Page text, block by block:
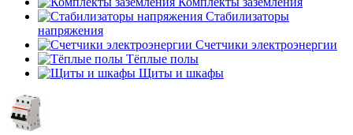
Стабилизаторы
напряжения
Счетчики электроэнергии
Тёплые полы
Щиты и шкафы